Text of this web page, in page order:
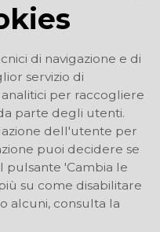
di navigazione e di
servizio di
per raccogliere
parte degli utenti.
dell'utente per
puoi decidere se
pulsante 'Cambia le
su come disabilitare
alcuni, consulta la